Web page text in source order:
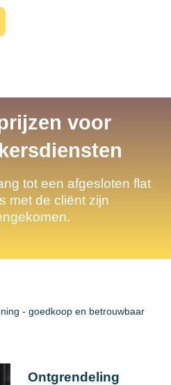
voor
tot een afgesloten flat
met de cliënt zijn
- goedkoop en betrouwbaar
Ontgrendeling